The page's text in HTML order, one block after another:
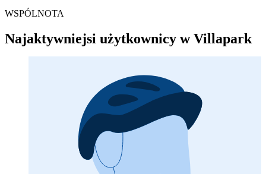
WSPÓLNOTA
Najaktywniejsi użytkownicy w Villapark